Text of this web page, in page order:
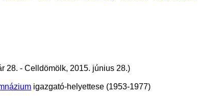
28. - Celldömölk, 2015. június 28.)
igazgató-helyettese (1953-1977)